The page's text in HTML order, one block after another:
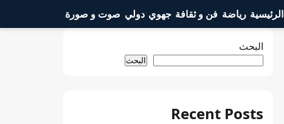
الرئيسية رياضة فن و ثقافة جهوي دولي صوت و صورة
البحث
البحث
Recent Posts